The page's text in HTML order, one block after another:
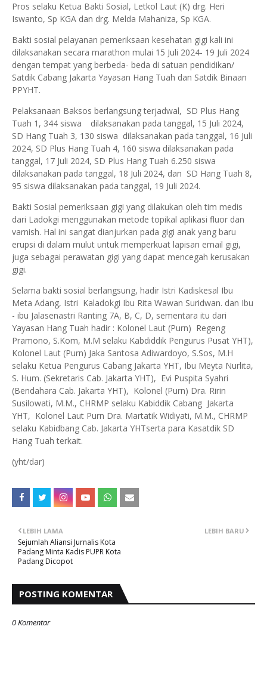
Pros selaku Ketua Bakti Sosial, Letkol Laut (K) drg. Heri
Iswanto, Sp KGA dan drg. Melda Mahaniza, Sp KGA.
Bakti sosial pelayanan pemeriksaan kesehatan gigi kali ini
dilaksanakan secara marathon mulai 15 Juli 2024- 19 Juli 2024
dengan tempat yang berbeda- beda di satuan pendidikan/
Satdik Cabang Jakarta Yayasan Hang Tuah dan Satdik Binaan
PPYHT.
Pelaksanaan Baksos berlangsung terjadwal, SD Plus Hang
Tuah 1, 344 siswa
dilaksanakan pada tanggal, 15 Juli 2024,
SD Hang Tuah 3, 130 siswa dilaksanakan pada tanggal, 16 Juli
2024, SD Plus Hang Tuah 4, 160 siswa dilaksanakan pada
tanggal, 17 Juli 2024, SD Plus Hang Tuah 6.250 siswa
dilaksanakan pada tanggal, 18 Juli 2024, dan SD Hang Tuah 8,
95 siswa dilaksanakan pada tanggal, 19 Juli 2024.
Bakti Sosial pemeriksaan gigi yang dilakukan oleh tim medis
dari Ladokgi menggunakan metode topikal aplikasi fluor dan
varnish. Hal ini sangat dianjurkan pada gigi anak yang baru
erupsi di dalam mulut untuk memperkuat lapisan email gigi,
juga sebagai perawatan gigi yang dapat mencegah kerusakan
gigi.
Selama bakti sosial berlangsung, hadir Istri Kadiskesal Ibu
Meta Adang, Istri Kaladokgi Ibu Rita Wawan Suridwan. dan Ibu
- ibu Jalasenastri Ranting 7A, B, C, D, sementara itu dari
Yayasan Hang Tuah hadir : Kolonel Laut (Purn) Regeng
Pramono, S.Kom, M.M selaku Kabdiddik Pengurus Pusat YHT),
Kolonel Laut (Purn) Jaka Santosa Adiwardoyo, S.Sos, M.H
selaku Ketua Pengurus Cabang Jakarta YHT, Ibu Meyta Nurlita,
S. Hum. (Sekretaris Cab. Jakarta YHT), Evi Puspita Syahri
(Bendahara Cab. Jakarta YHT), Kolonel (Purn) Dra. Ririn
Susilowati, M.M., CHRMP selaku Kabiddik Cabang Jakarta
YHT, Kolonel Laut Purn Dra. Martatik Widiyati, M.M., CHRMP
selaku Kabidbang Cab. Jakarta YHTserta para Kasatdik SD
Hang Tuah terkait.
(yht/dar)
LEBIH BARU
LEBIH LAMA
Sejumlah Aliansi Jurnalis Kota
Padang Minta Kadis PUPR Kota
Padang Dicopot
POSTING KOMENTAR
0 Komentar